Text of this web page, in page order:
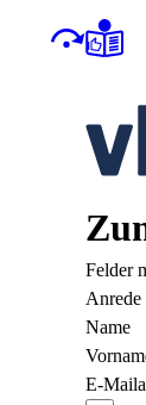
Felder
Anrede
Name
E-